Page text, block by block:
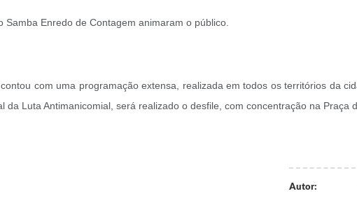
Enredo de Contagem animaram o público.
com uma programação extensa, realizada em todos os territórios da
Luta Antimanicomial, será realizado o desfile, com concentração na Praça
Autor: